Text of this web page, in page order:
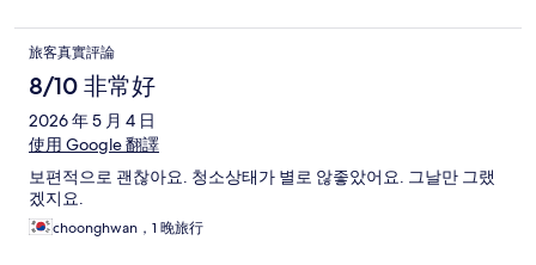
旅客真實評論
8/10 非常好
2026 年 5 月 4 日
使用 Google 翻譯
보편적으로 괜찮아요. 청소상태가 별로 않좋았어요. 그날만 그랬
겠지요.
choonghwan，1 晚旅行